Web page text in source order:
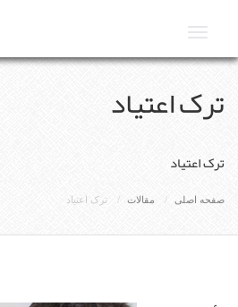
Toggle
ترک اعتیاد
ترک اعتیاد
صفحه اصلی مقالات ترک اعتیاد